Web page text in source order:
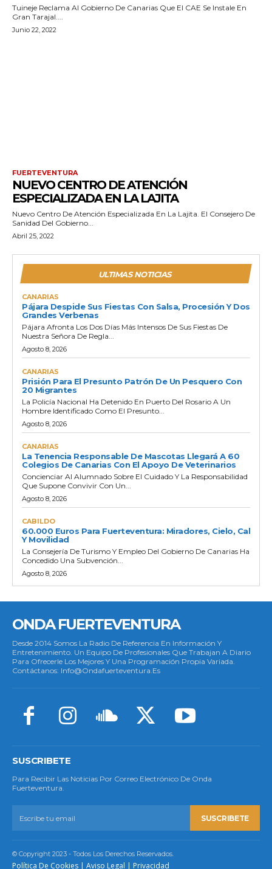
Tuineje Reclama Al Gobierno De Canarias Que El CAE Se Instale En
Gran Tarajal....
Junio 22, 2022
FUERTEVENTURA
NUEVO CENTRO DE ATENCIÓN
ESPECIALIZADA EN LA LAJITA
Nuevo Centro De Atención Especializada En La Lajita. El Consejero De
Sanidad Del Gobierno...
Abril 25, 2022
ULTIMAS NOTICIAS
CANARIAS
Pájara Despide Sus Fiestas Con Salsa, Procesión Y Dos
Grandes Verbenas
Pájara Afronta Los Dos Días Más Intensos De Sus Fiestas De
Nuestra Señora De Regla...
Agosto 8, 2026
CANARIAS
Prisión Para El Presunto Patrón De Un Pesquero Con
20 Migrantes
La Policía Nacional Ha Detenido En Puerto Del Rosario A Un
Hombre Identificado Como El Presunto...
Agosto 8, 2026
CANARIAS
La Tenencia Responsable De Mascotas Llegará A 60
Colegios De Canarias Con El Apoyo De Veterinarios
Concienciar Al Alumnado Sobre El Cuidado Y La Responsabilidad
Que Supone Convivir Con Un...
Agosto 8, 2026
CABILDO
60.000 Euros Para Fuerteventura: Miradores, Cielo, Cal
Y Movilidad
La Consejería De Turismo Y Empleo Del Gobierno De Canarias Ha
Concedido Una Subvención...
Agosto 8, 2026
ONDA FUERTEVENTURA
Desde 2014 Somos La Radio De Referencia En Información Y
Entretenimiento. Un Equipo De Profesionales Que Trabajan A Diario
Para Ofrecerle Los Mejores Y Una Programación Propia Variada.
Contáctanos: Info@ondafuerteventura.es
SUSCRIBETE
Para Recibir Las Noticias Por Correo Electrónico De Onda
Fuerteventura.
SUSCRIBETE
© Copyright 2023 - Todos Los Derechos Reservados.
Política De Cookies | Aviso Legal | Privacidad